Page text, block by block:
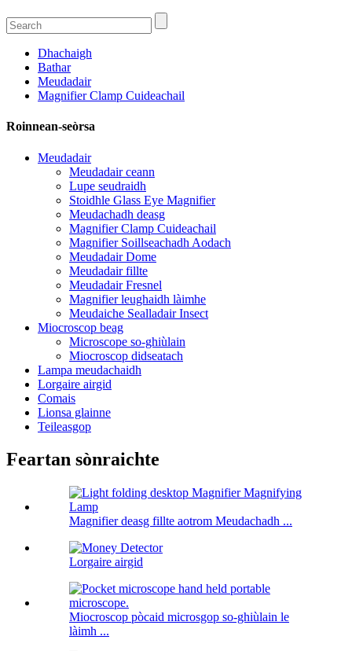
Dhachaigh
Bathar
Meudadair
Magnifier Clamp Cuideachail
Roinnean-seòrsa
Meudadair
Meudadair ceann
Lupe seudraidh
Stoidhle Glass Eye Magnifier
Meudachadh deasg
Magnifier Clamp Cuideachail
Magnifier Soillseachadh Aodach
Meudadair Dome
Meudadair fillte
Meudadair Fresnel
Magnifier leughaidh làimhe
Meudaiche Sealladair Insect
Miocroscop beag
Microscope so-ghiùlain
Miocroscop didseatach
Lampa meudachaidh
Lorgaire airgid
Comais
Lionsa glainne
Teileasgop
Feartan sònraichte
Magnifier deasg fillte aotrom Meudachadh ...
Lorgaire airgid
Miocroscop pòcaid microsgop so-ghiùlain le
làimh ...